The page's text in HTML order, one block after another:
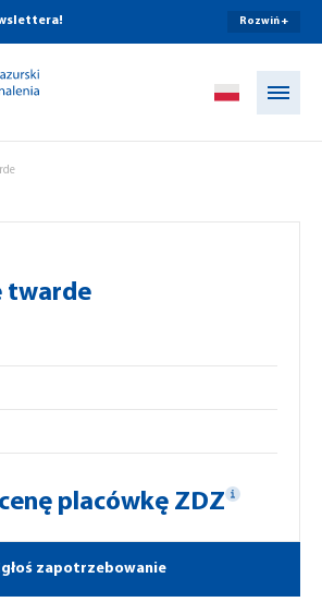
Rozwiń +
twarde
placówkę ZDZ
zapotrzebowanie